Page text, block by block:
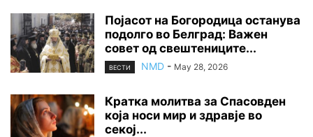
Појасот на Богородица останува
подолго во Белград: Важен
совет од свештениците...
ВЕСТИ NMD - May 28, 2026
Кратка молитва за Спасовден
која носи мир и здравје во
секој...